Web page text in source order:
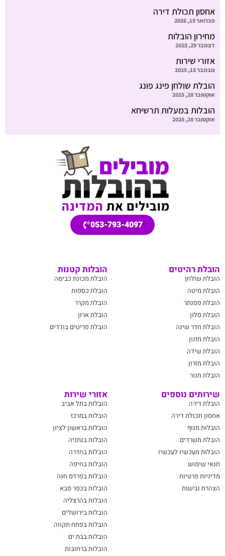
אחסון תכולת דירה
פברואר 15, 2026
מחירון הובלות
דצמבר 29, 2025
אזורי שירות
נובמבר 15, 2025
הובלת שולחן פינג פונג
אוקטובר 28, 2025
הובלות במעלות תרשיחא
אוקטובר 28, 2025
053-793-4097
הובלת רהיטים
הובלת שולחן
הובלת מיטה
הובלת פסנתר
הובלת סלון
הובלת חדר שינה
הובלת מזנון
הובלת שידה
הובלת מזרון
הובלת תנור
הובלות קטנות
הובלת מכונת כביסה
הובלת כספות
הובלת מקרר
הובלת ארון
הובלת פריטים בודדים
שירותים נוספים
הובלת דירה
אחסון תכולת דירה
הובלות מנוף
הובלת משרדים
הובלות מעכשיו לעכשיו
תנאי שימוש
מדיניות פרטיות
הצהרת נגישות
אזורי שירות
הובלות בתל אביב
הובלות במרכז
הובלות בראשון לציון
הובלות בנתניה
הובלות בחדרה
הובלות בחיפה
הובלות בפרדס חנה
הובלות בכפר סבא
הובלות בהרצליה
הובלות בירושלים
הובלות בפתח תקווה
הובלות בבת ים
הובלות ברחובות